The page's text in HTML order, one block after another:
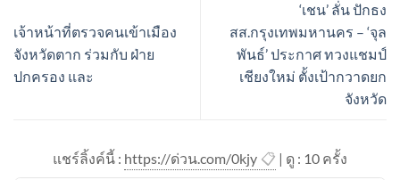
เจ้าหน้าที่ตรวจคนเข้าเมือง
จังหวัดตาก ร่วมกับ ฝ่าย
ปกครอง และ
‘เชน’ ลั่น ปักธง
สส.กรุงเทพมหานคร – ‘จุล
พันธ์’ ประกาศ ทวงแชมป์
เชียงใหม่ ตั้งเป้ากวาดยก
จังหวัด
แชร์ลิ้งค์นี้ : https://ด่วน.com/0kjy 📋 | ดู : 10 ครั้ง